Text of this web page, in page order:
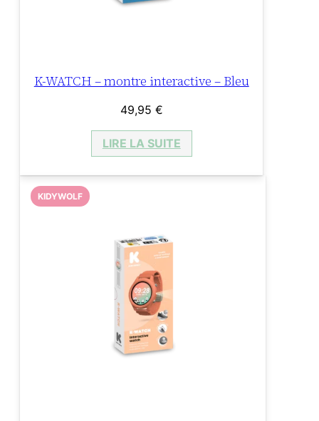
K-WATCH – montre interactive – Bleu
49,95 €
LIRE LA SUITE
KIDYWOLF